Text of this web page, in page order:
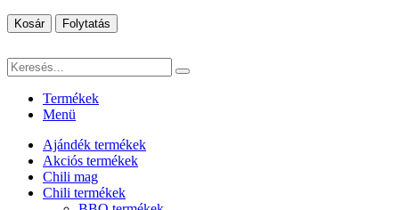
Kosár Folytatás
Termékek
Menü
Ajándék termékek
Akciós termékek
Chili mag
Chili termékek